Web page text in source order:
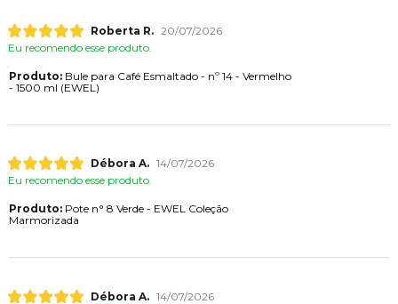
Roberta R. 20/07/2026
Eu recomendo esse produto.
Produto:Bule para Café Esmaltado - nº 14 - Vermelho
- 1500 ml (EWEL)
Débora A. 14/07/2026
Eu recomendo esse produto.
Produto:Pote n° 8 Verde - EWEL Coleção
Marmorizada
Débora A. 14/07/2026